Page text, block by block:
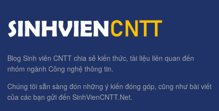
Blog Sinh viên CNTT chia sẻ kiến thức, tài liệu liên quan đến
nhóm ngành Công nghệ thông tin.
Chúng tôi sẵn sàng đón những ý kiến đóng góp, cũng như bài viết
của các bạn gửi đến SinhVienCNTT.Net.